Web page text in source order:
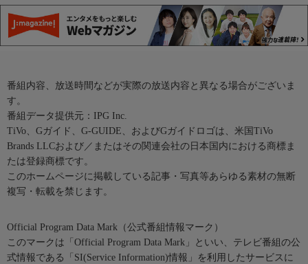
番組内容、放送時間などが実際の放送内容と異なる場合がございま
す。
番組データ提供元：IPG Inc.
TiVo、Gガイド、G-GUIDE、およびGガイドロゴは、米国TiVo
Brands LLCおよび／またはその関連会社の日本国内における商標ま
たは登録商標です。
このホームページに掲載している記事・写真等あらゆる素材の無断
複写・転載を禁じます。
Official Program Data Mark（公式番組情報マーク）
このマークは「Official Program Data Mark」といい、テレビ番組の公
式情報である「SI(Service Information)情報」を利用したサービスに